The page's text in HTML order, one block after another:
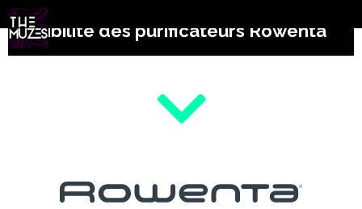
Campagne SEO pour accroître la
visibilité des purificateurs Rowenta